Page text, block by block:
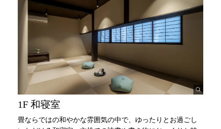
1F 和寝室
畳ならではの和やかな雰囲気の中で、ゆったりとお過ごし